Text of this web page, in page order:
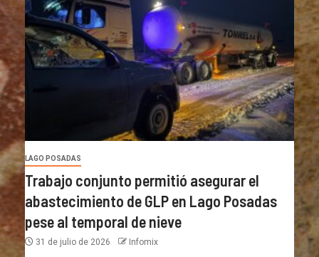
LAGO POSADAS
Trabajo conjunto permitió asegurar el
abastecimiento de GLP en Lago Posadas
pese al temporal de nieve
31 de julio de 2026 Infomix